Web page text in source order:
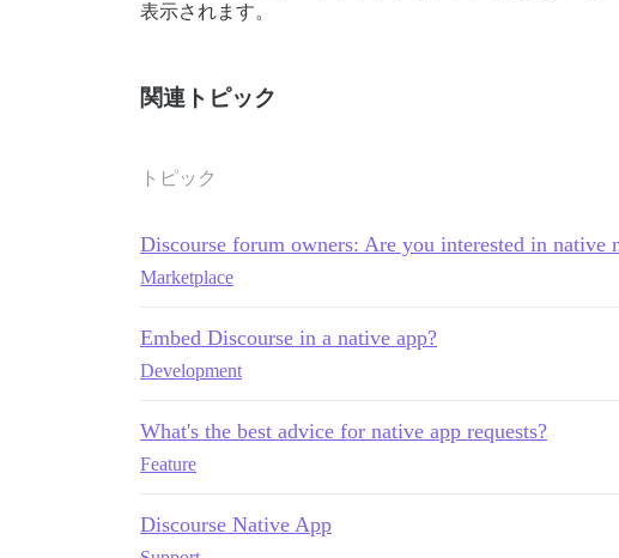
表示されます。
関連トピック
トピック
Discourse forum owners: Are you interested in native
Marketplace
Embed Discourse in a native app?
Development
What's the best advice for native app requests?
Feature
Discourse Native App